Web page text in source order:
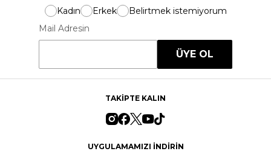
Kadın Erkek
Belirtmek istemiyorum
Mail Adresin
ÜYE OL
TAKİPTE KALIN
UYGULAMAMIZI İNDİRİN